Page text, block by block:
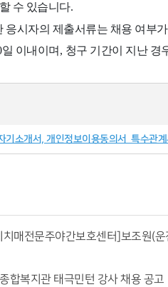
수 있습니다.
응시자의 제출서류는 채용 여부
일 이내이며 , 청구 기간이 지난 경
기소개서, 개인정보이용동의서_특수관
치매전문주야간보호센터]보조원(
합복지관 태극민턴 강사 채용 공고